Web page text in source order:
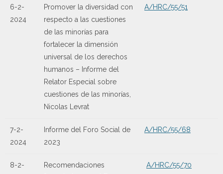
6-2-
2024
Promover la diversidad con
respecto a las cuestiones
de las minorías para
fortalecer la dimensión
universal de los derechos
humanos – Informe del
Relator Especial sobre
cuestiones de las minorías,
Nicolas Levrat
A/HRC/55/51
7-2-
2024
Informe del Foro Social de
2023
A/HRC/55/68
8-2-
Recomendaciones
A/HRC/55/70